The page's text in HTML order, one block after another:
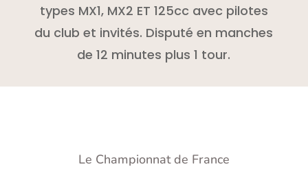
types MX1, MX2 ET 125cc avec pilotes
du club et invités. Disputé en manches
de 12 minutes plus 1 tour.
Le Championnat de France